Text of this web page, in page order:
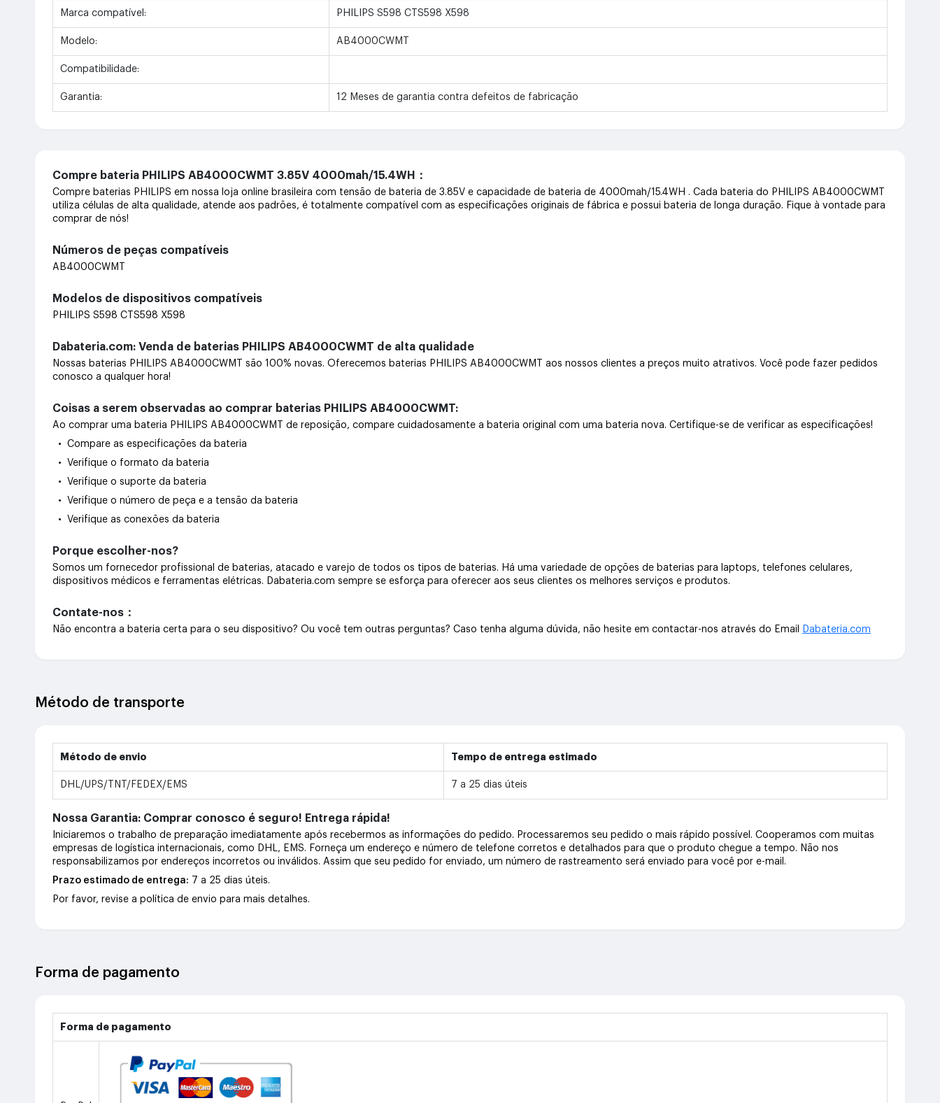
Marca compatível: PHILIPS S598 CTS598 X598
Modelo: AB4000CWMT
Compatibilidade:
Garantia: 12 Meses de garantia contra defeitos de fabricação
Compre bateria PHILIPS AB4000CWMT 3.85V 4000mah/15.4WH：
Compre baterias PHILIPS em nossa loja online brasileira com tensão de bateria de 3.85V e capacidade de bateria de 4000mah/15.4WH . Cada bateria do PHILIPS AB4000CWMT
utiliza células de alta qualidade, atende aos padrões, é totalmente compatível com as especificações originais de fábrica e possui bateria de longa duração. Fique à vontade para
comprar de nós!
Números de peças compatíveis
AB4000CWMT
Modelos de dispositivos compatíveis
PHILIPS S598 CTS598 X598
Dabateria.com: Venda de baterias PHILIPS AB4000CWMT de alta qualidade
Nossas baterias PHILIPS AB4000CWMT são 100% novas. Oferecemos baterias PHILIPS AB4000CWMT aos nossos clientes a preços muito atrativos. Você pode fazer pedidos
conosco a qualquer hora!
Coisas a serem observadas ao comprar baterias PHILIPS AB4000CWMT:
Ao comprar uma bateria PHILIPS AB4000CWMT de reposição, compare cuidadosamente a bateria original com uma bateria nova. Certifique-se de verificar as especificações!
• Compare as especificações da bateria
• Verifique o formato da bateria
• Verifique o suporte da bateria
• Verifique o número de peça e a tensão da bateria
• Verifique as conexões da bateria
Porque escolher-nos?
Somos um fornecedor profissional de baterias, atacado e varejo de todos os tipos de baterias. Há uma variedade de opções de baterias para laptops, telefones celulares,
dispositivos médicos e ferramentas elétricas. Dabateria.com sempre se esforça para oferecer aos seus clientes os melhores serviços e produtos.
Contate-nos：
Não encontra a bateria certa para o seu dispositivo? Ou você tem outras perguntas? Caso tenha alguma dúvida, não hesite em contactar-nos através do Email Dabateria.com
Método de transporte
Método de envio Tempo de entrega estimado
DHL/UPS/TNT/FEDEX/EMS 7 a 25 dias úteis
Nossa Garantia: Comprar conosco é seguro! Entrega rápida!
Iniciaremos o trabalho de preparação imediatamente após recebermos as informações do pedido. Processaremos seu pedido o mais rápido possível. Cooperamos com muitas
empresas de logística internacionais, como DHL, EMS. Forneça um endereço e número de telefone corretos e detalhados para que o produto chegue a tempo. Não nos
responsabilizamos por endereços incorretos ou inválidos. Assim que seu pedido for enviado, um número de rastreamento será enviado para você por e-mail.
Prazo estimado de entrega: 7 a 25 dias úteis.
Por favor, revise a política de envio para mais detalhes.
Forma de pagamento
Forma de pagamento